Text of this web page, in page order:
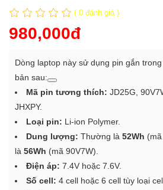
( 0 đánh giá )
980,000đ
Dòng laptop này sử dụng pin gắn
bản sau:
Mã pin tương thích: JD25G,
JHXPY.
Loại pin: Li-ion Polymer.
Dung lượng: Thường là 52Wh
là 56Wh (mã 90V7W).
Điện áp: 7.4V hoặc 7.6V.
Số cell: 4 cell hoặc 6 cell tùy loại